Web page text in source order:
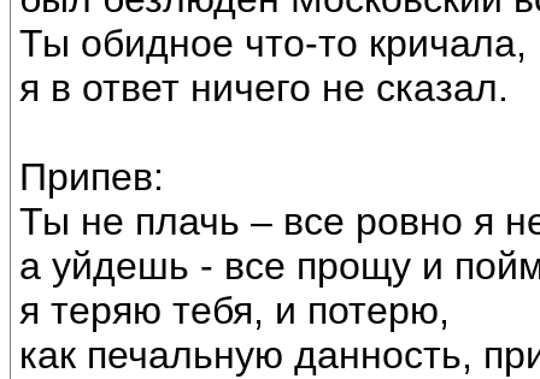
Ты обидное что-то кричала,
я в ответ ничего не сказал.
Припев:
Ты не плачь – все ровно я
а уйдешь - все прощу и
я теряю тебя, и потерю,
как печальную данность,